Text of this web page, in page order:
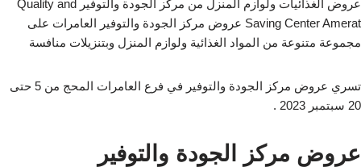
عروض الغذائيات ولوازم المنزل من مركز الجودة والتوفير Quality and
Saving Center Amerat عروض مركز الجودة والتوفير العامرات على
مجموعة متنوعة من المواد الغذائية ولوازم المنزل وبتنزيلات منافسة
تسري عروض مركز الجودة والتوفير في فرع العامرات المحج من 5 حتى
20 سبتمبر 2023 .
عروض مركز الجودة والتوفير